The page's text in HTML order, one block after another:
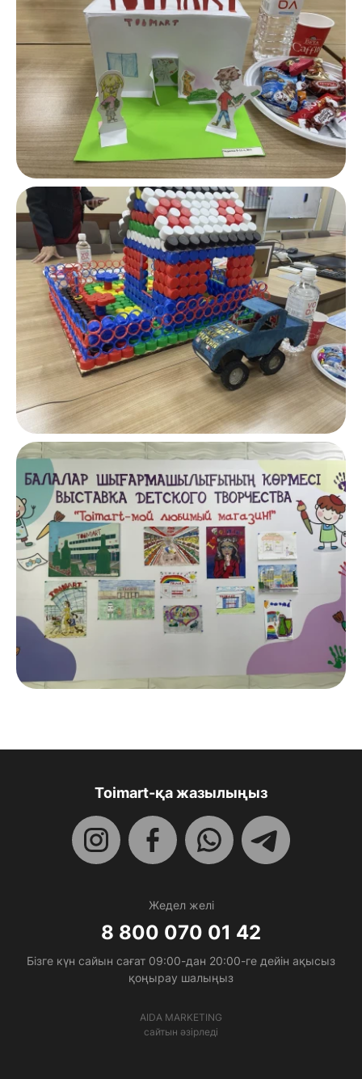
Toimart-қа жазылыңыз
Жедел желі
8 800 070 01 42
Бізге күн сайын сағат 09:00-дан 20:00-ге дейін ақысыз
қоңырау шалыңыз
AIDA MARKETING
сайтын әзірледі